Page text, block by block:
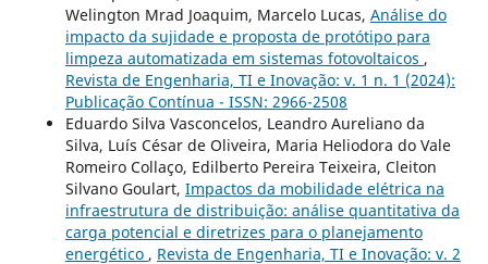
Welington Mrad Joaquim, Marcelo Lucas, Análise do
impacto da sujidade e proposta de protótipo para
limpeza automatizada em sistemas fotovoltaicos ,
Revista de Engenharia, TI e Inovação: v. 1 n. 1 (2024):
Publicação Contínua - ISSN: 2966-2508
Eduardo Silva Vasconcelos, Leandro Aureliano da
Silva, Luís César de Oliveira, Maria Heliodora do Vale
Romeiro Collaço, Edilberto Pereira Teixeira, Cleiton
Silvano Goulart, Impactos da mobilidade elétrica na
infraestrutura de distribuição: análise quantitativa da
carga potencial e diretrizes para o planejamento
energético , Revista de Engenharia, TI e Inovação: v. 2